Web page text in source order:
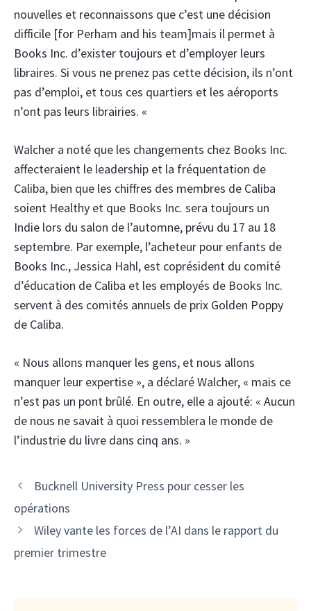
nouvelles et reconnaissons que c’est une décision
difficile [for Perham and his team]mais il permet à
Books Inc. d’exister toujours et d’employer leurs
libraires. Si vous ne prenez pas cette décision, ils n’ont
pas d’emploi, et tous ces quartiers et les aéroports
n’ont pas leurs librairies. «
Walcher a noté que les changements chez Books Inc.
affecteraient le leadership et la fréquentation de
Caliba, bien que les chiffres des membres de Caliba
soient Healthy et que Books Inc. sera toujours un
Indie lors du salon de l’automne, prévu du 17 au 18
septembre. Par exemple, l’acheteur pour enfants de
Books Inc., Jessica Hahl, est coprésident du comité
d’éducation de Caliba et les employés de Books Inc.
servent à des comités annuels de prix Golden Poppy
de Caliba.
« Nous allons manquer les gens, et nous allons
manquer leur expertise », a déclaré Walcher, « mais ce
n’est pas un pont brûlé. En outre, elle a ajouté: « Aucun
de nous ne savait à quoi ressemblera le monde de
l’industrie du livre dans cinq ans. »
Bucknell University Press pour cesser les
opérations
Wiley vante les forces de l’AI dans le rapport du
premier trimestre